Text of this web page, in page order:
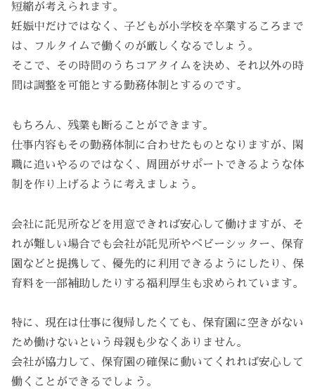
短縮が考えられます。
妊娠中だけではなく、子どもが小学校を卒業するころまで
は、フルタイムで働くのが厳しくなるでしょう。
そこで、その時間のうちコアタイムを決め、それ以外の時
間は調整を可能とする勤務体制とするのです。
もちろん、残業も断ることができます。
仕事内容もその勤務体制に合わせたものとなりますが、閑
職に追いやるのではなく、周囲がサポートできるような体
制を作り上げるように考えましょう。
会社に託児所などを用意できれば安心して働けますが、そ
れが難しい場合でも会社が託児所やベビーシッター、保育
園などと提携して、優先的に利用できるようにしたり、保
育料を一部補助したりする福利厚生も求められています。
特に、現在は仕事に復帰したくても、保育園に空きがない
ため働けないという母親も少なくありません。
会社が協力して、保育園の確保に動いてくれれば安心して
働くことができるでしょう。